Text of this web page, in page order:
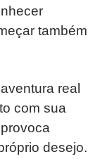
também
real
com sua
desejo.